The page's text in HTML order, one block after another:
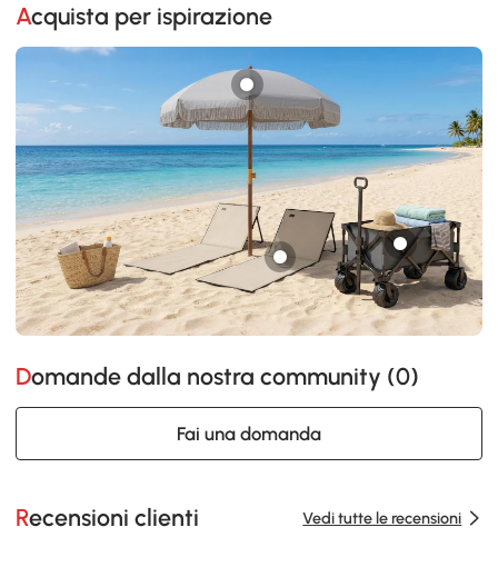
Acquista per ispirazione
Domande dalla nostra community (0)
Fai una domanda
Recensioni clienti Vedi tutte le recensioni